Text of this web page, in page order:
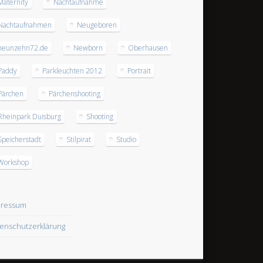
Nachtaufnahme
Neugeboren
Newborn Oberhausen
Parkleuchten 2012 Portrait
Pärchenshooting
Duisburg Shooting
Stilpirat Studio